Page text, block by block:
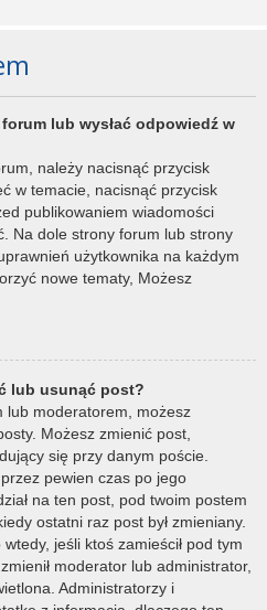
lub wysłać odpowiedź w
należy nacisnąć przycisk
w temacie, nacisnąć przycisk
publikowaniem wiadomości
Na dole strony forum lub strony
użytkownika na każdym
nowe tematy, Możesz
lub usunąć post?
lub moderatorem, możesz
Możesz zmienić post,
się przy danym poście.
pewien czas po jego
na ten post, pod twoim postem
ostatni raz post był zmieniany.
jeśli ktoś zamieścił pod tym
moderator lub administrator,
Administratorzy i